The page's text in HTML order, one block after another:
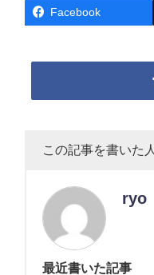
Facebook
この記事を書いた人
ryo
最近書いた記事